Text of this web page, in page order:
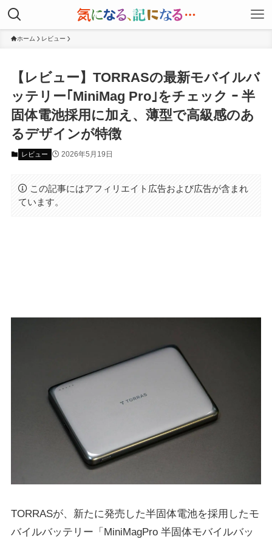
ホーム レビュー
【レビュー】TORRASの最新モバイルバ
ッテリー｢MiniMag Pro｣をチェック ｰ 半
固体電池採用に加え、薄型で高級感のあ
るデザインが特徴
レビュー 2026年5月19日
この記事にはアフィリエイト広告および広告が含まれ
ています。
TORRASが、新たに発売した半固体電池を採用したモ
バイルバッテリー「MiniMagPro 半固体モバイルバッ